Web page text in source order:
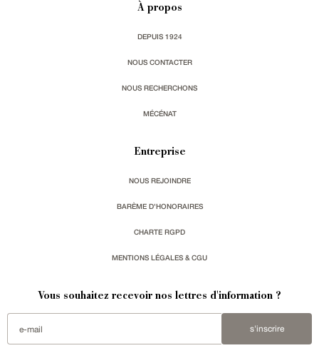
À propos
DEPUIS 1924
NOUS CONTACTER
NOUS RECHERCHONS
MÉCÉNAT
Entreprise
NOUS REJOINDRE
BARÈME D'HONORAIRES
CHARTE RGPD
MENTIONS LÉGALES & CGU
Vous souhaitez recevoir nos lettres d'information ?
s'inscrire